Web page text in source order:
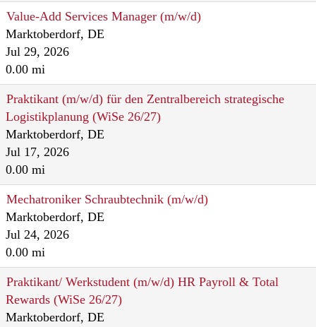
Value-Add Services Manager (m/w/d)
Marktoberdorf, DE
Jul 29, 2026
0.00 mi
Praktikant (m/w/d) für den Zentralbereich strategische
Logistikplanung (WiSe 26/27)
Marktoberdorf, DE
Jul 17, 2026
0.00 mi
Mechatroniker Schraubtechnik (m/w/d)
Marktoberdorf, DE
Jul 24, 2026
0.00 mi
Praktikant/ Werkstudent (m/w/d) HR Payroll & Total
Rewards (WiSe 26/27)
Marktoberdorf, DE